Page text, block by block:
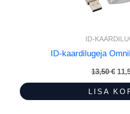
ID-
ID-kaardilugeja
13,50€
oli:
LISA